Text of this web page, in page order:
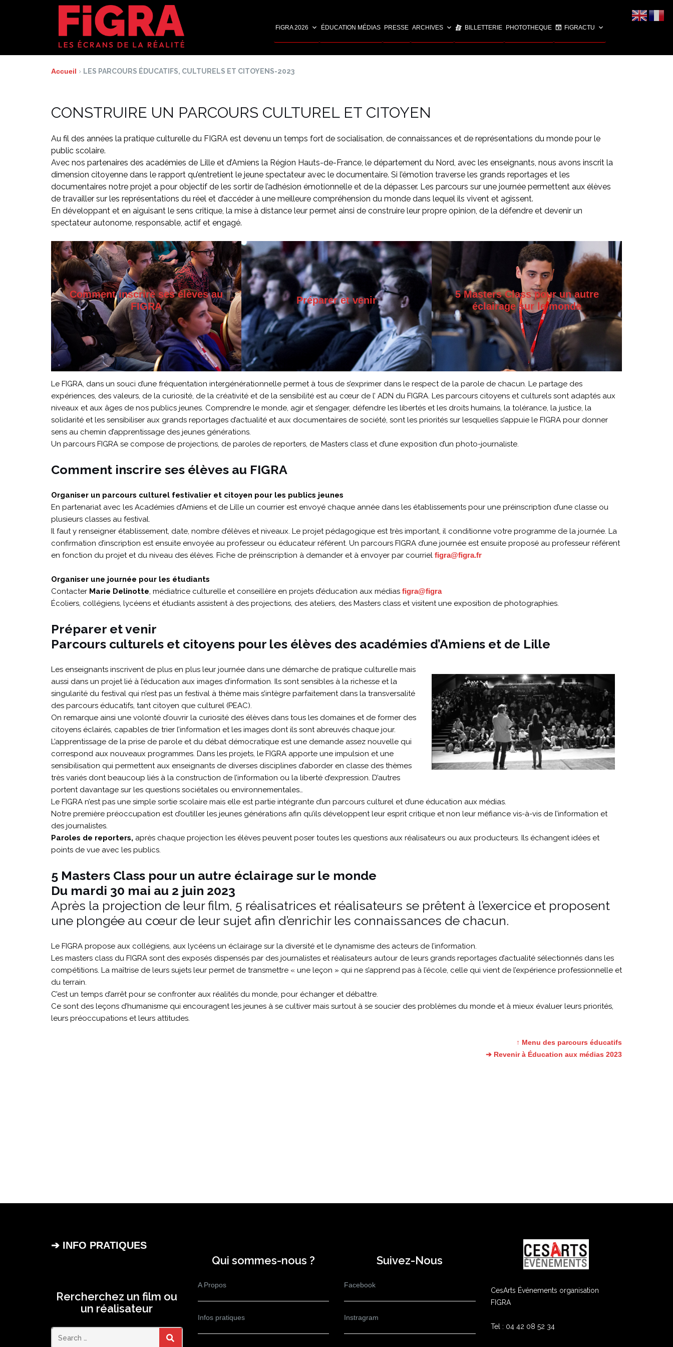
FiGRA 2026 ÉDUCATION MÉDIAS PRESSE ARCHIVES BILLETTERIE PHOTOTHEQUE FiGRACTU
Accueil › LES PARCOURS ÉDUCATIFS, CULTURELS ET CITOYENS-2023
CONSTRUIRE UN PARCOURS CULTUREL ET CITOYEN
Au fil des années la pratique culturelle du FIGRA est devenu un temps fort de socialisation, de connaissances et de représentations du monde pour le
public scolaire.
Avec nos partenaires des académies de Lille et d’Amiens la Région Hauts-de-France, le département du Nord, avec les enseignants, nous avons inscrit la
dimension citoyenne dans le rapport qu’entretient le jeune spectateur avec le documentaire. Si l’émotion traverse les grands reportages et les
documentaires notre projet a pour objectif de les sortir de l’adhésion émotionnelle et de la dépasser. Les parcours sur une journée permettent aux élèves
de travailler sur les représentations du réel et d’accéder à une meilleure compréhension du monde dans lequel ils vivent et agissent.
En développant et en aiguisant le sens critique, la mise à distance leur permet ainsi de construire leur propre opinion, de la défendre et devenir un
spectateur autonome, responsable, actif et engagé.
Comment inscrire ses élèves au
FIGRA
Préparer et venir
5 Masters Class pour un autre
éclairage sur le monde
Le FIGRA, dans un souci d’une fréquentation intergénérationnelle permet à tous de s’exprimer dans le respect de la parole de chacun. Le partage des
expériences, des valeurs, de la curiosité, de la créativité et de la sensibilité est au cœur de l’ ADN du FIGRA. Les parcours citoyens et culturels sont adaptés aux
niveaux et aux âges de nos publics jeunes. Comprendre le monde, agir et s’engager, défendre les libertés et les droits humains, la tolérance, la justice, la
solidarité et les sensibiliser aux grands reportages d’actualité et aux documentaires de société, sont les priorités sur lesquelles s’appuie le FIGRA pour donner
sens au chemin d’apprentissage des jeunes générations.
Un parcours FIGRA se compose de projections, de paroles de reporters, de Masters class et d’une exposition d’un photo-journaliste.
Comment inscrire ses élèves au FIGRA
Organiser un parcours culturel festivalier et citoyen pour les publics jeunes
En partenariat avec les Académies d’Amiens et de Lille un courrier est envoyé chaque année dans les établissements pour une préinscription d’une classe ou
plusieurs classes au festival.
Il faut y renseigner établissement, date, nombre d’élèves et niveaux. Le projet pédagogique est très important, il conditionne votre programme de la journée. La
confirmation d’inscription est ensuite envoyée au professeur ou éducateur référent. Un parcours FIGRA d’une journée est ensuite proposé au professeur référent
en fonction du projet et du niveau des élèves. Fiche de préinscription à demander et à envoyer par courriel figra@figra.fr
Organiser une journée pour les étudiants
Contacter Marie Delinotte, médiatrice culturelle et conseillère en projets d’éducation aux médias figra@figra
Écoliers, collégiens, lycéens et étudiants assistent à des projections, des ateliers, des Masters class et visitent une exposition de photographies.
Préparer et venir
Parcours culturels et citoyens pour les élèves des académies d’Amiens et de Lille
Les enseignants inscrivent de plus en plus leur journée dans une démarche de pratique culturelle mais
aussi dans un projet lié à l’éducation aux images d’information. Ils sont sensibles à la richesse et la
singularité du festival qui n’est pas un festival à thème mais s’intègre parfaitement dans la transversalité
des parcours éducatifs, tant citoyen que culturel (PEAC).
On remarque ainsi une volonté d’ouvrir la curiosité des élèves dans tous les domaines et de former des
citoyens éclairés, capables de trier l’information et les images dont ils sont abreuvés chaque jour.
L’apprentissage de la prise de parole et du débat démocratique est une demande assez nouvelle qui
correspond aux nouveaux programmes. Dans les projets, le FIGRA apporte une impulsion et une
sensibilisation qui permettent aux enseignants de diverses disciplines d’aborder en classe des thèmes
très variés dont beaucoup liés à la construction de l’information ou la liberté d’expression. D’autres
portent davantage sur les questions sociétales ou environnementales…
Le FIGRA n’est pas une simple sortie scolaire mais elle est partie intégrante d’un parcours culturel et d’une éducation aux médias.
Notre première préoccupation est d’outiller les jeunes générations afin qu’ils développent leur esprit critique et non leur méfiance vis-à-vis de l’information et
des journalistes.
Paroles de reporters, après chaque projection les élèves peuvent poser toutes les questions aux réalisateurs ou aux producteurs. Ils échangent idées et
points de vue avec les publics.
5 Masters Class pour un autre éclairage sur le monde
Du mardi 30 mai au 2 juin 2023
Après la projection de leur film, 5 réalisatrices et réalisateurs se prêtent à l’exercice et proposent
une plongée au cœur de leur sujet afin d’enrichir les connaissances de chacun.
Le FIGRA propose aux collégiens, aux lycéens un éclairage sur la diversité et le dynamisme des acteurs de l’information.
Les masters class du FIGRA sont des exposés dispensés par des journalistes et réalisateurs autour de leurs grands reportages d’actualité sélectionnés dans les
compétitions. La maîtrise de leurs sujets leur permet de transmettre « une leçon » qui ne s’apprend pas à l’école, celle qui vient de l’expérience professionnelle et
du terrain.
C’est un temps d’arrêt pour se confronter aux réalités du monde, pour échanger et débattre.
Ce sont des leçons d’humanisme qui encouragent les jeunes à se cultiver mais surtout à se soucier des problèmes du monde et à mieux évaluer leurs priorités,
leurs préoccupations et leurs attitudes.
↑ Menu des parcours éducatifs
➔ Revenir à Éducation aux médias 2023
➔ INFO PRATIQUES
Rercherchez un film ou
un réalisateur
Qui sommes-nous ?
A Propos
Infos pratiques
Suivez-Nous
Facebook
Instragram
CesArts Événements organisation
FIGRA
Tel : 04 42 08 52 34